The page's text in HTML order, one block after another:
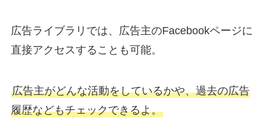
広告ライブラリでは、広告主のFacebookページに
直接アクセスすることも可能。
広告主がどんな活動をしているかや、過去の広告
履歴などもチェックできるよ。